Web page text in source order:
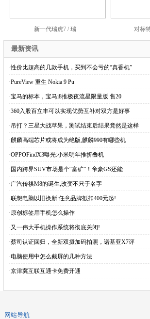
新一代瑞虎7 / 瑞 对标
最新资讯
·性价比超高的几款手机，买到不会亏的“真香机”
·PureView 重生 Nokia 9 Pu
·宝马的标本，宝马i8推极夜流星限量版 售20
·360入股百立丰可以实现优势互补对双方是好事
·吊打？三星大战苹果，测试结束后结果竟然是这样
·麒麟高端芯片或将成为绝版,麒麟990有哪些机
·OPPOFindX3曝光:小米明年推折叠机
· 国内跨界SUV市场是个“富矿”！帝豪GS还能
·广汽传祺M8的诞生,改变不只于名字
·联想电脑以旧换新:任意品牌抵扣400元起!
·原创标签用手机怎么操作
·又一伟大手机操作系统将彻底关闭!
·蔡司认证回归，全新双摄加码拍照，诺基亚X7评
·电脑使用中怎么截屏的几种方法
·京津冀互联互通卡免费开通
网站导航